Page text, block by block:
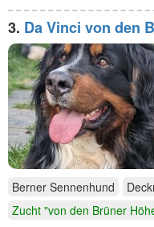
3. Da Vinci von den
Berner Sennenhund
Zucht "von den Brüner